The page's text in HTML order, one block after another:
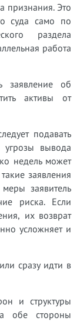
признания. Это
суда само по
раздела
работа
заявление об
активы от
подавать
угрозы вывода
недель может
заявления
заявитель
риска. Если
их возврат
усложняет и
сразу идти в
и структуры
обе стороны